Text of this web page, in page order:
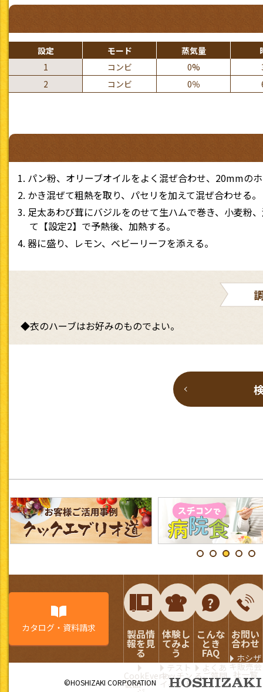
設定 モード 蒸気量
1
コンビ 0%
2
コンビ 0％
パン粉、オリーブオイルをよく混ぜ合わせ、20mmの
かき混ぜて粗熱を取り、パセリを加えて混ぜ合わせる。
足太あわび茸にバジルをのせて生ハムで巻き、小麦粉
て【設定2】で予熱後、加熱する。
器に盛り、レモン、ベビーリーフを添える。
◆衣のハーブはお好みのものでよい。
カタログ・資料請求 製品情
報を見
る
CookEverio
製品ペー
体験し
てみよ
う
テスト
キッチン
イベント
こんな
とき
FAQ
よくあ
るご質問
お問い
合わせ
ホシザ
キ販売会
社一覧
©HOSHIZAKI CORPORATION